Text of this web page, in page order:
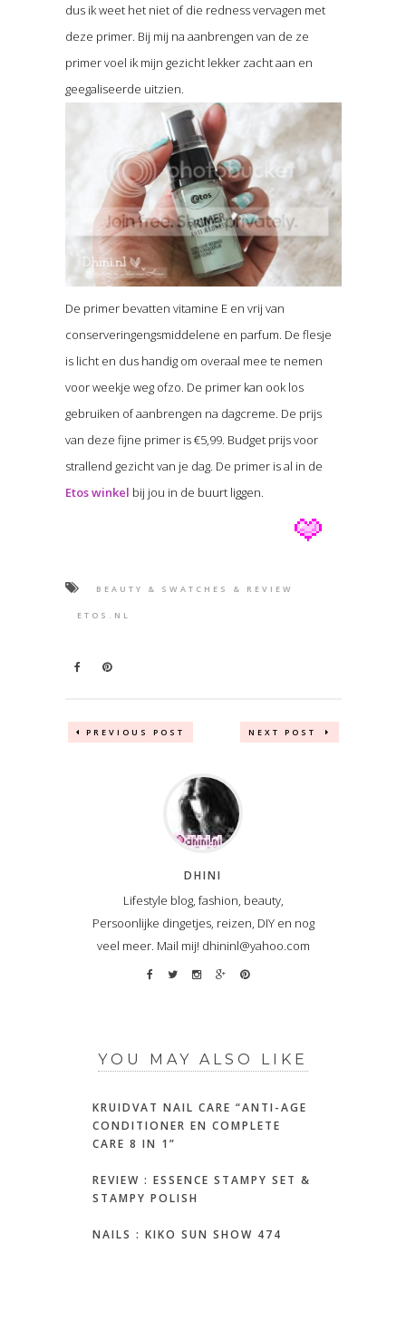
dus ik weet het niet of die redness vervagen met
deze primer. Bij mij na aanbrengen van de ze
primer voel ik mijn gezicht lekker zacht aan en
geegaliseerde uitzien.
De primer bevatten vitamine E en vrij van
conserveringengsmiddelene en parfum. De flesje
is licht en dus handig om overaal mee te nemen
voor weekje weg ofzo. De primer kan ook los
gebruiken of aanbrengen na dagcreme. De prijs
van deze fijne primer is €5,99. Budget prijs voor
strallend gezicht van je dag. De primer is al in de
Etos winkel bij jou in de buurt liggen.
BEAUTY & SWATCHES & REVIEW
ETOS.NL
PREVIOUS POST NEXT POST
DHINI
Lifestyle blog, fashion, beauty,
Persoonlijke dingetjes, reizen, DIY en nog
veel meer. Mail mij! dhininl@yahoo.com
YOU MAY ALSO LIKE
KRUIDVAT NAIL CARE “ANTI-AGE
CONDITIONER EN COMPLETE
CARE 8 IN 1”
REVIEW : ESSENCE STAMPY SET &
STAMPY POLISH
NAILS : KIKO SUN SHOW 474